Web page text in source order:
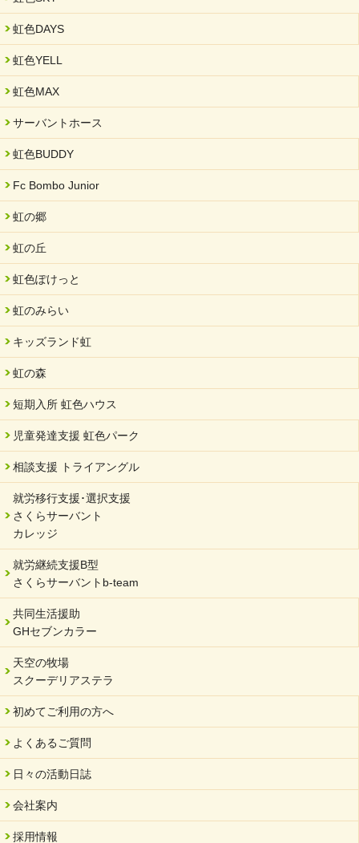
虹色DAYS
虹色YELL
虹色MAX
サーバントホース
虹色BUDDY
Fc Bombo Junior
虹の郷
虹の丘
虹色ぽけっと
虹のみらい
キッズランド虹
虹の森
短期入所 虹色ハウス
児童発達支援 虹色パーク
相談支援 トライアングル
就労移行支援･選択支援
さくらサーバント
カレッジ
就労継続支援B型
さくらサーバントb-team
共同生活援助
GHセブンカラー
天空の牧場
スクーデリアステラ
初めてご利用の方へ
よくあるご質問
日々の活動日誌
会社案内
採用情報